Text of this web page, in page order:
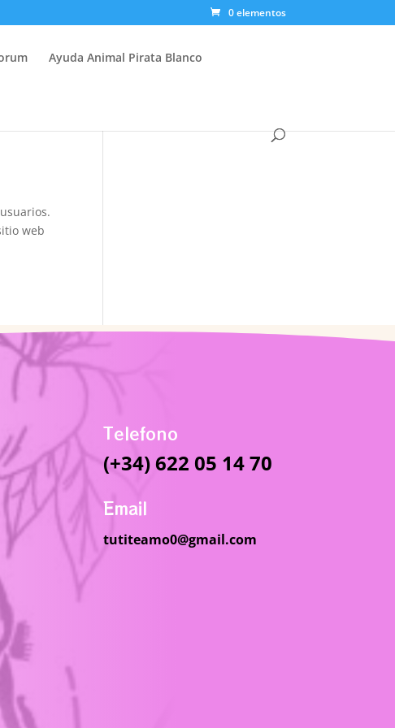
0 elementos
Ayuda Animal Pirata Blanco
web
Telefono
(+34) 622 05 14 70
Email
tutiteamo0@gmail.com